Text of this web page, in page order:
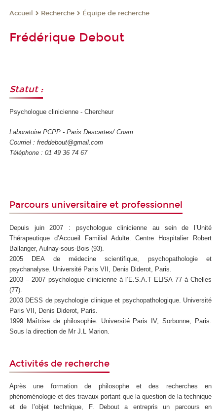
Accueil Recherche Équipe de recherche
Frédérique Debout
Statut :
Psychologue clinicienne - Chercheur
Laboratoire PCPP - Paris Descartes/ Cnam
Courriel : freddebout@gmail.com
Téléphone : 01 49 36 74 67
Parcours universitaire et professionnel
Depuis juin 2007 : psychologue clinicienne au sein de l’Unité
Thérapeutique d’Accueil Familial Adulte. Centre Hospitalier Robert
Ballanger, Aulnay-sous-Bois (93).
2005 DEA de médecine scientifique, psychopathologie et
psychanalyse. Université Paris VII, Denis Diderot, Paris.
2003 – 2007 psychologue clinicienne à l’E.S.A.T ELISA 77 à Chelles
(77).
2003 DESS de psychologie clinique et psychopathologique. Université
Paris VII, Denis Diderot, Paris.
1999 Maîtrise de philosophie. Université Paris IV, Sorbonne, Paris.
Sous la direction de Mr J.L Marion.
Activités de recherche
Après une formation de philosophe et des recherches en
phénoménologie et des travaux portant que la question de la technique
et de l’objet technique, F. Debout a entrepris un parcours en